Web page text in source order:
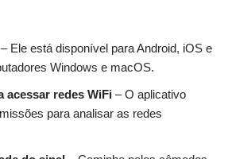
– Ele está disponível para Android, iOS e
Windows e macOS.
acessar redes WiFi – O aplicativo
para analisar as redes